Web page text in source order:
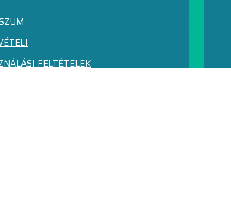
FELTÉTELEK